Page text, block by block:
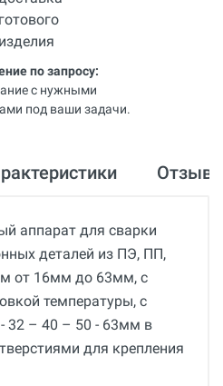
по запросу:
с нужными
под ваши задачи.
аппарат для сварки
деталей из ПЭ, ПП,
от 16мм до 63мм, с
температуры, с
32 – 40 – 50 - 63мм в
для крепления